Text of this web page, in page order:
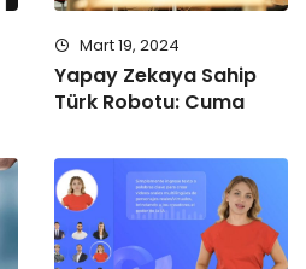
Mart 19, 2024
Yapay Zekaya Sahip
Türk Robotu: Cuma